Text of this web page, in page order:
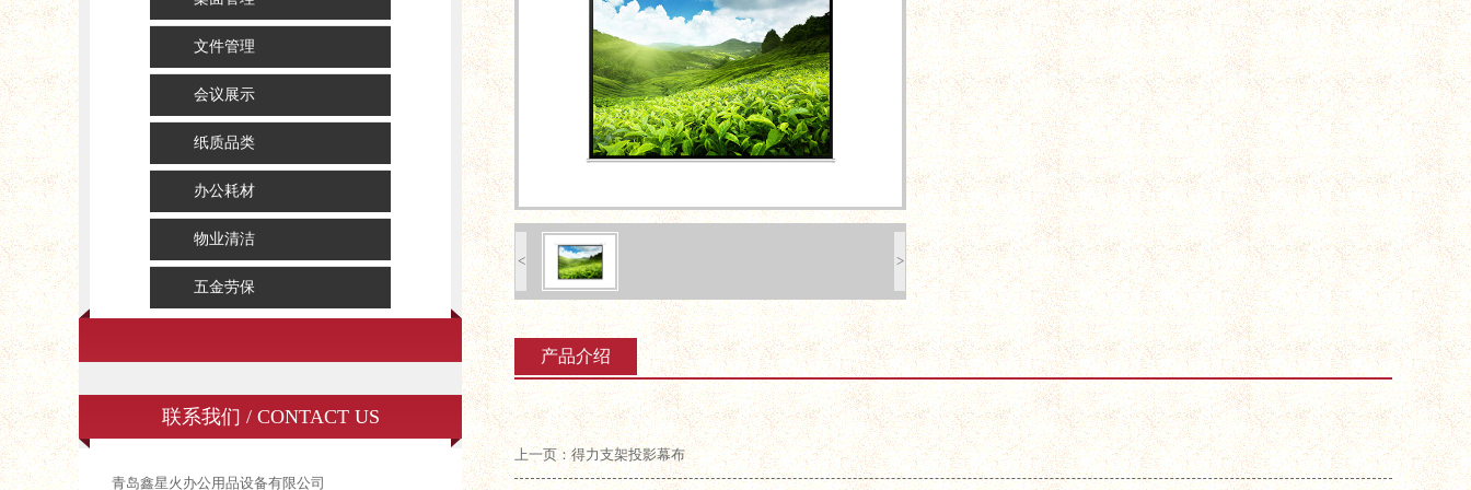
文件管理
会议展示
纸质品类
办公耗材
物业清洁
五金劳保
联系我们 / CONTACT US
青岛鑫星火办公用品设备有限公司
< >
产品介绍
上一页：得力支架投影幕布